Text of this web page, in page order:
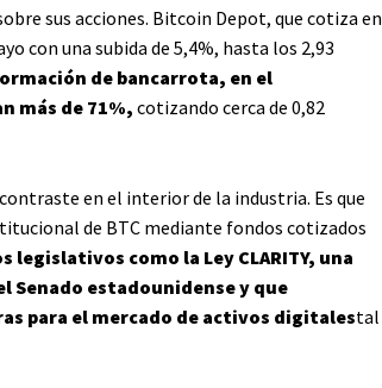
sus acciones. Bitcoin Depot, que cotiza en
con una subida de 5,4%, hasta los 2,93
de bancarrota, en el
más de 71%,cotizando cerca de 0,82
en el interior de la industria. Es que
de BTC mediante fondos cotizados
legislativos como la Ley CLARITY, una
Senado estadounidense y que
para el mercado de activos digitalestal